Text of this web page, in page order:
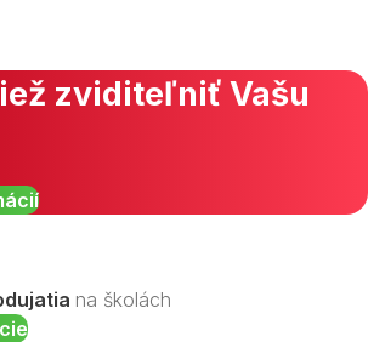
odbory »
zviditeľniť Vašu
na školách